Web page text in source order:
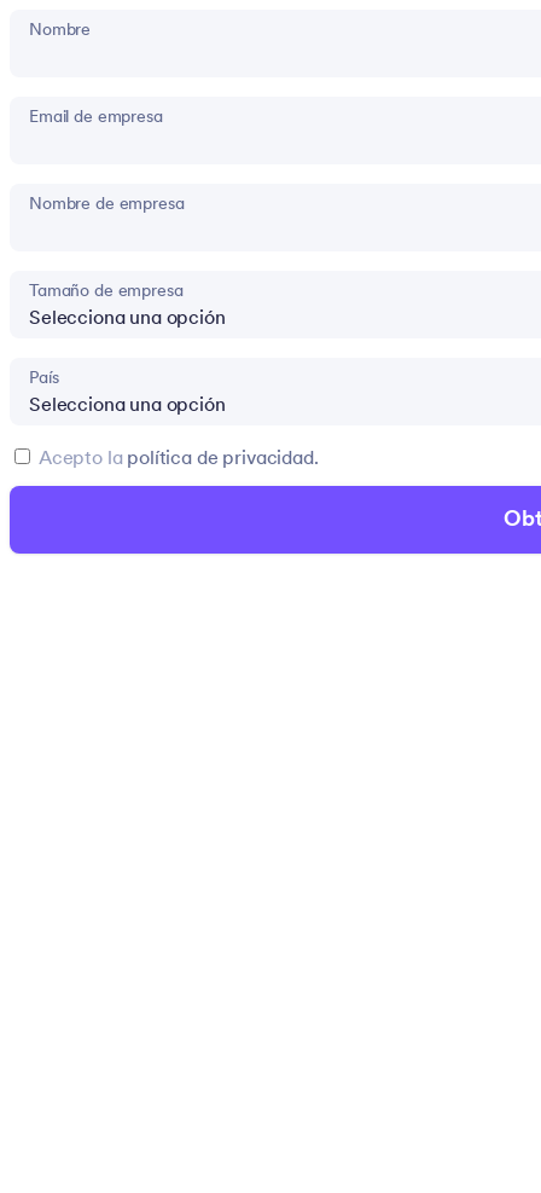
Nombre
Email de empresa
Nombre de empresa
Tamaño de empresa
País
Acepto la política de privacidad.